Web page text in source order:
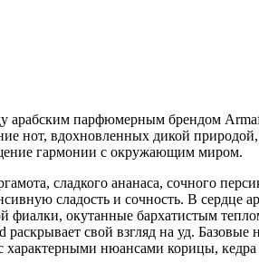
арабским парфюмерным брендом
нот, вдохновленных дикой
гармонии с окружающим миром.
сладкого ананаса, сочного
сладость и сочность. В сердце
фиалки, окутанные бархатистым
свой взгляд на уд. Базовые
характерными нюансами корицы, кедра